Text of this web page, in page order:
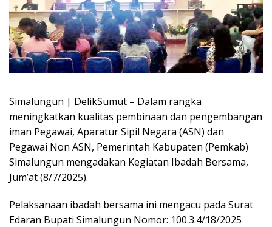
Simalungun | DelikSumut – Dalam rangka
meningkatkan kualitas pembinaan dan pengembangan
iman Pegawai, Aparatur Sipil Negara (ASN) dan
Pegawai Non ASN, Pemerintah Kabupaten (Pemkab)
Simalungun mengadakan Kegiatan Ibadah Bersama,
Jum’at (8/7/2025).
Pelaksanaan ibadah bersama ini mengacu pada Surat
Edaran Bupati Simalungun Nomor: 100.3.4/18/2025